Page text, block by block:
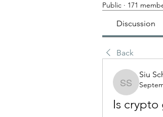
Public · 171
Discussion
Back
Siu
Siu
Is